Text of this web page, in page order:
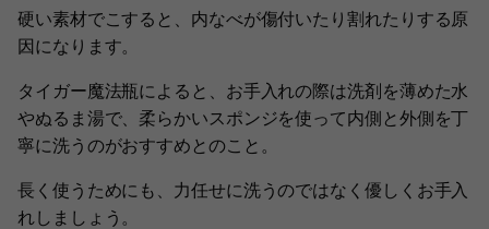
硬い素材でこすると、内なべが傷付いたり割れたりする原
因になります。
タイガー魔法瓶によると、お手入れの際は洗剤を薄めた水
やぬるま湯で、柔らかいスポンジを使って内側と外側を丁
寧に洗うのがおすすめとのこと。
長く使うためにも、力任せに洗うのではなく優しくお手入
れしましょう。